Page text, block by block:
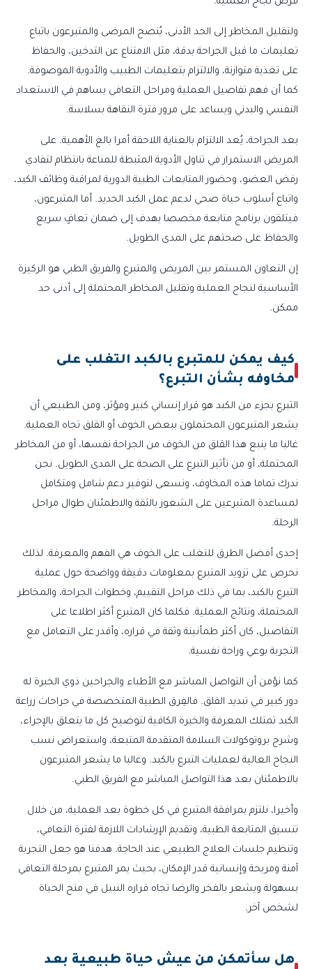
ولتقليل المخاطر إلى الحد الأدنى، يُنصح المرضى والمتبرعون باتباع
تعليمات ما قبل الجراحة بدقة، مثل الامتناع عن التدخين، والحفاظ
على تغذية متوازنة، والالتزام بتعليمات الطبيب والأدوية الموصوفة.
كما أن فهم تفاصيل العملية ومراحل التعافي يساهم في الاستعداد
النفسي والبدني ويساعد على مرور فترة النقاهة بسلاسة.
بعد الجراحة، يُعد الالتزام بالعناية اللاحقة أمرا بالغ الأهمية. على
المريض الاستمرار في تناول الأدوية المثبطة للمناعة بانتظام لتفادي
رفض العضو، وحضور المتابعات الطبية الدورية لمراقبة وظائف الكبد،
واتباع أسلوب حياة صحي لدعم عمل الكبد الجديد. أما المتبرعون،
فيتلقون برنامج متابعة مخصصا يهدف إلى ضمان تعافٍ سريع
والحفاظ على صحتهم على المدى الطويل.
إن التعاون المستمر بين المريض والمتبرع والفريق الطبي هو الركيزة
الأساسية لنجاح العملية وتقليل المخاطر المحتملة إلى أدنى حد
ممكن.
كيف يمكن للمتبرع بالكبد التغلب على
مخاوفه بشأن التبرع؟
التبرع بجزء من الكبد هو قرار إنساني كبير ومؤثر، ومن الطبيعي أن
يشعر المتبرعون المحتملون ببعض الخوف أو القلق تجاه العملية.
غالبا ما ينبع هذا القلق من الخوف من الجراحة نفسها، أو من المخاطر
المحتملة، أو من تأثير التبرع على الصحة على المدى الطويل. نحن
ندرك تماما هذه المخاوف، ونسعى لتوفير دعم شامل ومتكامل
لمساعدة المتبرعين على الشعور بالثقة والاطمئنان طوال مراحل
الرحلة.
إحدى أفضل الطرق للتغلب على الخوف هي الفهم والمعرفة. لذلك
نحرص على تزويد المتبرع بمعلومات دقيقة وواضحة حول عملية
التبرع بالكبد، بما في ذلك مراحل التقييم، وخطوات الجراحة، والمخاطر
المحتملة، ونتائج العملية. فكلما كان المتبرع أكثر اطلاعا على
التفاصيل، كان أكثر طمأنينة وثقة في قراره، وأقدر على التعامل مع
التجربة بوعي وراحة نفسية.
كما نؤمن أن التواصل المباشر مع الأطباء والجراحين ذوي الخبرة له
دور كبير في تبديد القلق. فالفِرق الطبية المتخصصة في جراحات زراعة
الكبد تمتلك المعرفة والخبرة الكافية لتوضيح كل ما يتعلق بالإجراء،
وشرح بروتوكولات السلامة المتقدمة المتبعة، واستعراض نسب
النجاح العالية لعمليات التبرع بالكبد. وغالبا ما يشعر المتبرعون
بالاطمئنان بعد هذا التواصل المباشر مع الفريق الطبي.
وأخيرا، نلتزم بمرافقة المتبرع في كل خطوة بعد العملية، من خلال
تنسيق المتابعة الطبية، وتقديم الإرشادات اللازمة لفترة التعافي،
وتنظيم جلسات العلاج الطبيعي عند الحاجة. هدفنا هو جعل التجربة
آمنة ومريحة وإنسانية قدر الإمكان، بحيث يمر المتبرع بمرحلة التعافي
بسهولة ويشعر بالفخر والرضا تجاه قراره النبيل في منح الحياة
لشخص آخر.
هل سأتمكن من عيش حياة طبيعية بعد